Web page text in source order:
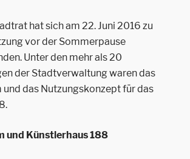
hat sich am 22. Juni 2016 zu
vor der Sommerpause
Unter den mehr als 20
der Stadtverwaltung waren das
das Nutzungskonzept für das
und Künstlerhaus 188